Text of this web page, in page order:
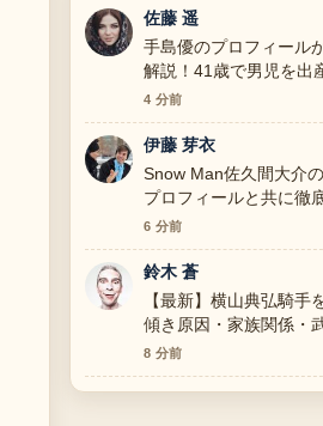
佐藤 遥
手島優のプロフィール
解説！41歳で男児を出
ますが、この解説は落
4 分前
伊藤 芽衣
Snow Man佐久間大介
プロフィールと共に徹
かります。ライブ更新
6 分前
鈴木 蒼
【最新】横山典弘騎
傾き原因・家族関係・
報道は丁寧で、流れを
8 分前